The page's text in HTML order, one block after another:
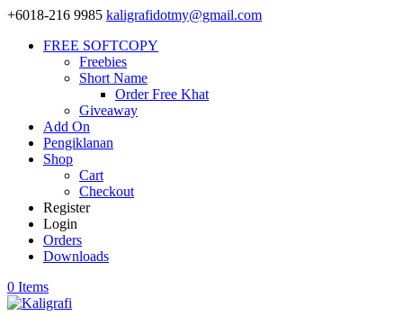
+6018-216 9985 kaligrafidotmy@gmail.com
FREE SOFTCOPY
Freebies
Short Name
Order Free Khat
Giveaway
Add On
Pengiklanan
Shop
Cart
Checkout
Register
Login
Orders
Downloads
0 Items